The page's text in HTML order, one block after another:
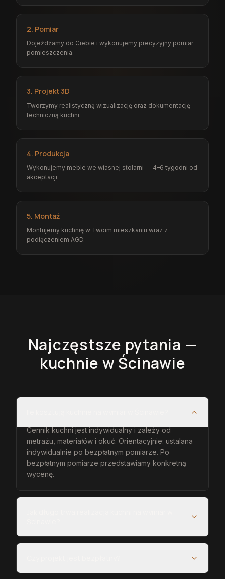
2. Pomiar
Dojeżdżamy do Ciebie i wykonujemy precyzyjny pomiar
pomieszczenia.
3. Projekt 3D
Tworzymy realistyczną wizualizację oraz dokumentację
techniczną kuchni.
4. Produkcja
Wykonujemy meble we własnej stolarni — 4–6 tygodni od
akceptacji.
5. Montaż
Montujemy kuchnię w Twoim mieszkaniu wraz z
podłączeniem AGD.
Najczęstsze pytania —
kuchnie w Ścinawie
Cennik kuchni jest indywidualny i zależy od
metrażu, materiałów i okuć. Orientacyjnie: ustalana
indywidualnie po bezpłatnym pomiarze. Po
bezpłatnym pomiarze przedstawiamy konkretną
wycenę.